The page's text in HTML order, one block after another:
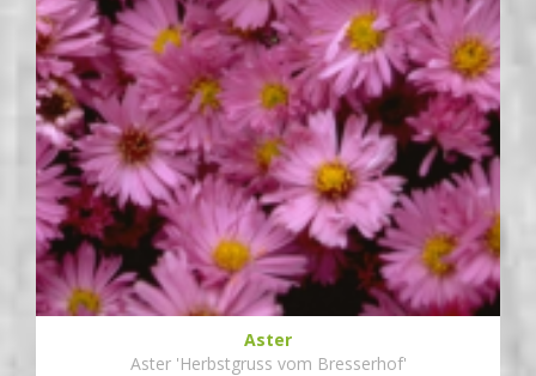
Aster
Aster 'Herbstgruss vom Bresserhof'